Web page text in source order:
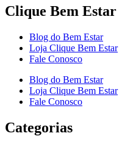
Clique Bem Estar
Blog do Bem Estar
Loja Clique Bem Estar
Fale Conosco
Blog do Bem Estar
Loja Clique Bem Estar
Fale Conosco
Categorias